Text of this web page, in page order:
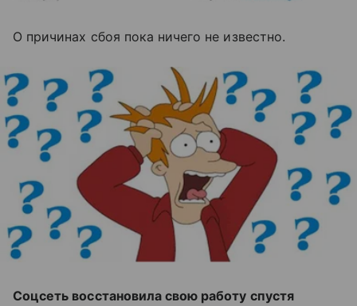
О причинах сбоя пока ничего не известно.
Соцсеть восстановила свою работу спустя